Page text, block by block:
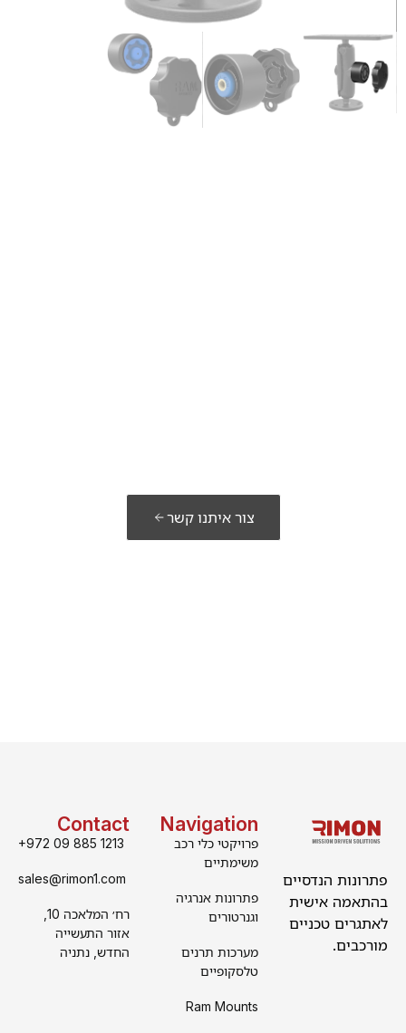
צור איתנו קשר
Contact
+972 09 885 1213
sales@rimon1.com
אזור התעשייה
החדש, נתניה
Navigation
פרויקטי כלי רכב
משימתיים
פתרונות אנרגיה
וגנרטורים
מערכות תרנים
טלסקופיים
Ram Mounts
פתרונות הנדסיים
בהתאמה אישית
לאתגרים טכניים
מורכבים.